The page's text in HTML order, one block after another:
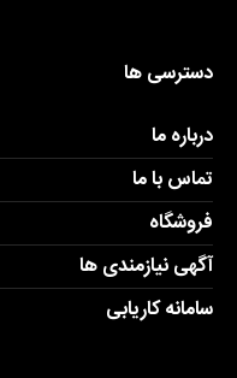
دسترسی ها
درباره ما
تماس با ما
فروشگاه
آگهی نیازمندی ها
سامانه کاریابی